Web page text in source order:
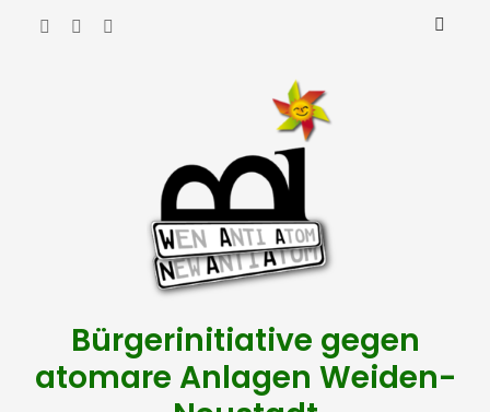
Bürgerinitiative gegen
atomare Anlagen Weiden-